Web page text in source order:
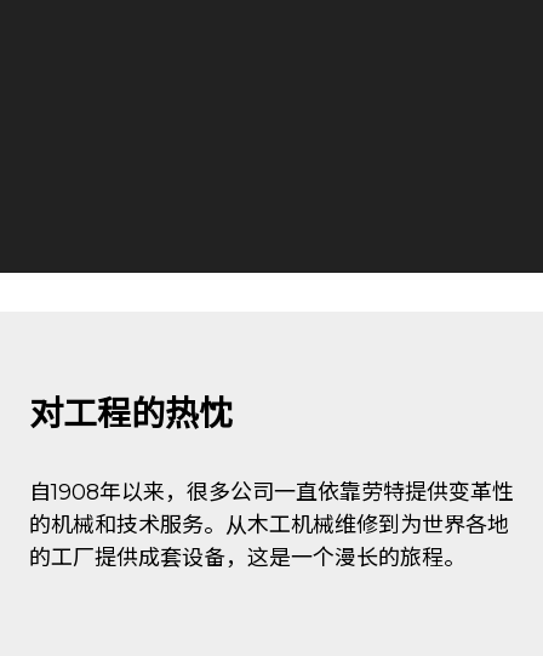
对工程的热忱
自1908年以来，很多公司一直依靠劳特提供变革性
的机械和技术服务。从木工机械维修到为世界各地
的工厂提供成套设备，这是一个漫长的旅程。